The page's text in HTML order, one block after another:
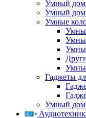
Умный дом
Умный дом
Умные
Гаджеты
Умный дом